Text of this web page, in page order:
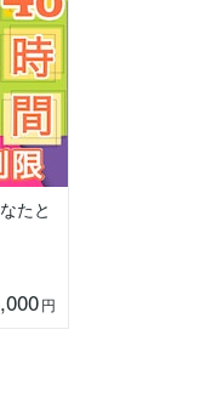
たと
円